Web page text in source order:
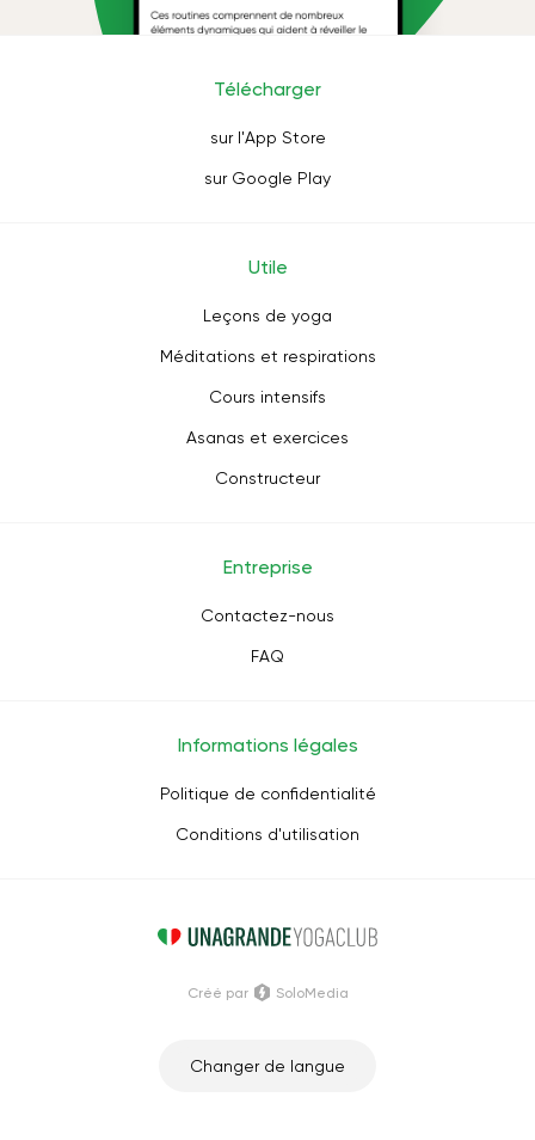
Télécharger
sur l'App Store
sur Google Play
Utile
Leçons de yoga
Méditations et respirations
Cours intensifs
Asanas et exercices
Constructeur
Entreprise
Contactez-nous
FAQ
Informations légales
Politique de confidentialité
Conditions d'utilisation
Changer de langue
Créé par SoloMedia